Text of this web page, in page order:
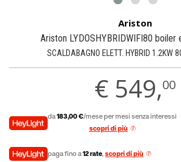
Ariston
Ariston LYDOSHYBRIDWIFI80
SCALDABAGNO ELETT. HYBRID 1.2KW
€ 549,00
da183,00 €/mese per mesi senza interessi
scopri di più
paga fino a12 rate, scopri di più